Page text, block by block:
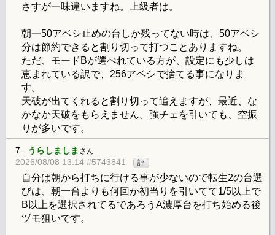
さすが一味違いますね。上級者は。
朝一50アベシ止めの台しか残ってない時は、50アベシ
分は節約できると割り切って打つことありますね。
ただ、モードBが選べれている方が、設定にも少しは
恵まれている訳で、256アベシで捨てる事になりま
す。
天破が出てくれると割り切って追えますが、最近、な
かなか天破をもらえません。強チェを引いても、空振
りが多いです。
7. うらしましま さん
2026/08/08 13:14 #5743841 評
自分は朝から打ちに行ける事が少ないので転生2の台選
びは、朝一台よりも何回か初当りを引いてて1/5以上で
B以上を選択されてるであろうA濃厚台を打ち始める後
ヅモ狙いです。